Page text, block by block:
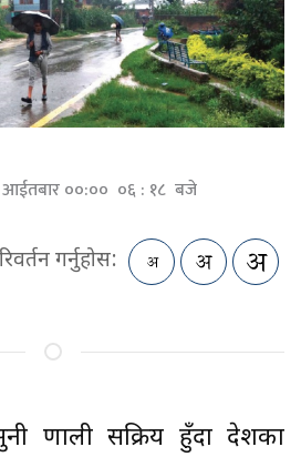
आईतबार ००:०० ०६ : १८ बजे
गर्नुहोस:
प्रणाली सक्रिय हुँदा देशका